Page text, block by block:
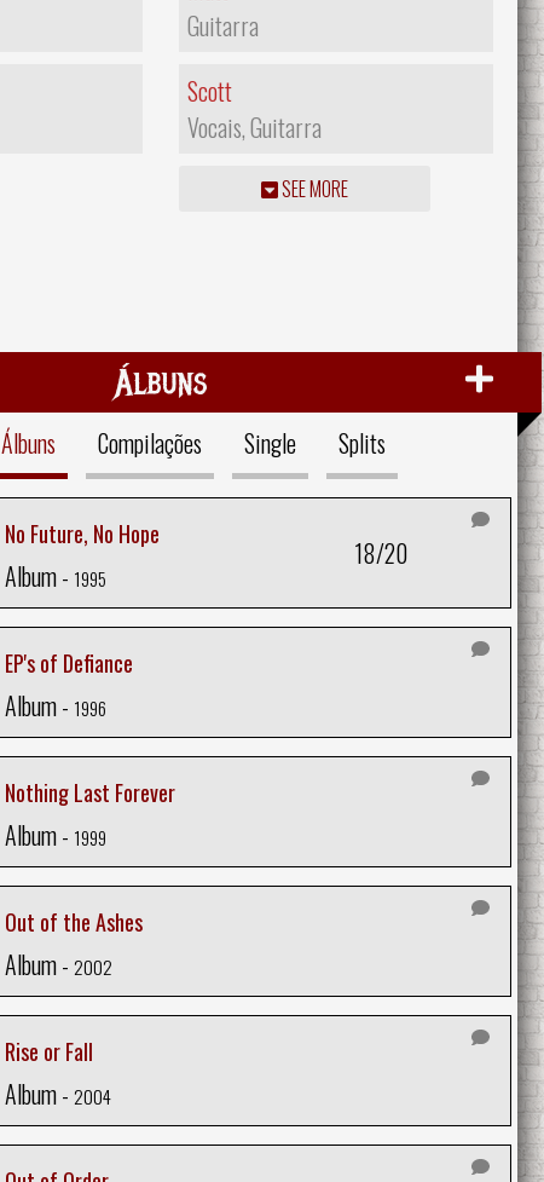
Guitarra
Scott
Vocais, Guitarra
SEE MORE
Álbuns
Álbuns Compilações Single Splits
No Future, No Hope
Album - 1995
18/20
EP's of Defiance
Album - 1996
Nothing Last Forever
Album - 1999
Out of the Ashes
Album - 2002
Rise or Fall
Album - 2004